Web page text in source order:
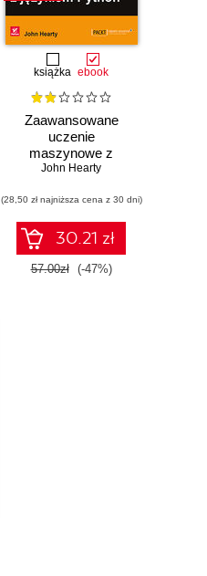
książka ebook
Zaawansowane
uczenie
maszynowe z
językiem Python
John Hearty
(28,50 zł najniższa cena z 30 dni)
30.21 zł
57.00zł (-47%)